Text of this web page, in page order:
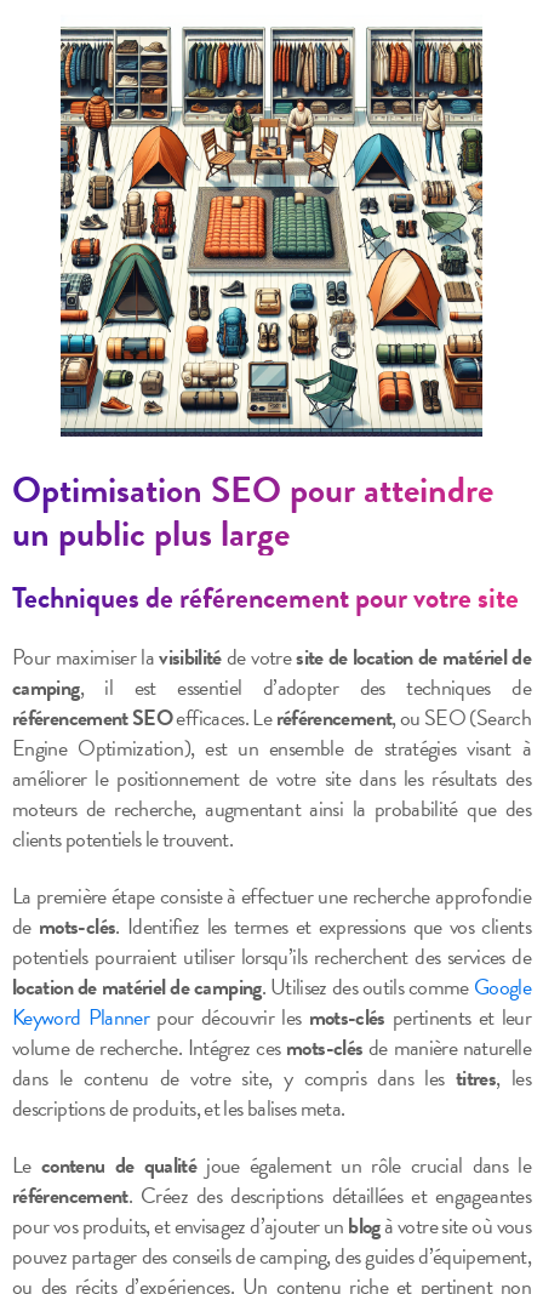
Optimisation SEO pour atteindre
un public plus large
Techniques de référencement pour votre site
Pour maximiser lavisibilitéde votresite de location de matériel de
camping, il est essentiel d’adopter des techniques de
référencement SEOefficaces. Leréférencement, ou SEO (Search
Engine Optimization), est un ensemble de stratégies visant à
améliorer le positionnement de votre site dans les résultats des
moteurs de recherche, augmentant ainsi la probabilité que des
clients potentiels le trouvent.
La première étape consiste à effectuer une recherche approfondie
de mots-clés. Identifiez les termes et expressions que vos clients
potentiels pourraient utiliser lorsqu’ils recherchent des services de
location de matériel de camping. Utilisez des outils commeGoogle
Keyword Plannerpour découvrir les mots-clés pertinents et leur
volume de recherche. Intégrez cesmots-clésde manière naturelle
dans le contenu de votre site, y compris dans les titres, les
descriptions de produits, et les balises meta.
Le contenu de qualitéjoue également un rôle crucial dans le
référencement. Créez des descriptions détaillées et engageantes
pour vos produits, et envisagez d’ajouter unblogà votre site où vous
pouvez partager des conseils de camping, des guides d’équipement,
ou des récits d’expériences. Un contenu riche et pertinent non